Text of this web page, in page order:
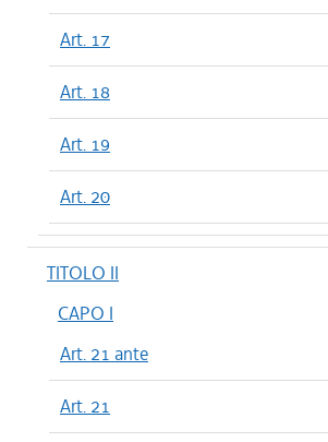
Art. 17
Art. 18
Art. 19
Art. 20
TITOLO II
CAPO I
Art. 21 ante
Art. 21